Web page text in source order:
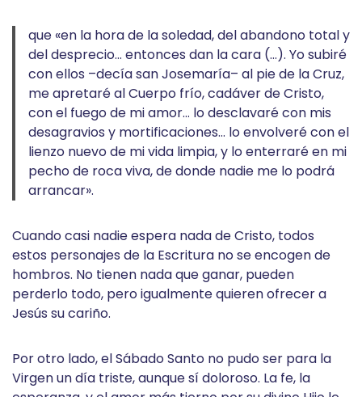
que «en la hora de la soledad, del abandono total y
del desprecio… entonces dan la cara (…). Yo subiré
con ellos –decía san Josemaría– al pie de la Cruz,
me apretaré al Cuerpo frío, cadáver de Cristo,
con el fuego de mi amor… lo desclavaré con mis
desagravios y mortificaciones… lo envolveré con el
lienzo nuevo de mi vida limpia, y lo enterraré en mi
pecho de roca viva, de donde nadie me lo podrá
arrancar».
Cuando casi nadie espera nada de Cristo, todos
estos personajes de la Escritura no se encogen de
hombros. No tienen nada que ganar, pueden
perderlo todo, pero igualmente quieren ofrecer a
Jesús su cariño.
Por otro lado, el Sábado Santo no pudo ser para la
Virgen un día triste, aunque sí doloroso. La fe, la